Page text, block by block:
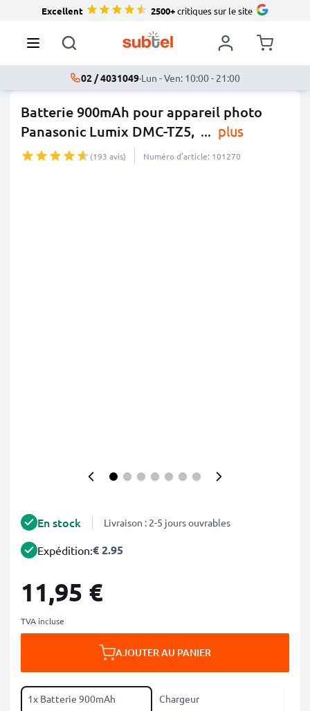
Excellent 2500+critiques sur le site
02 / 4031049·Lun - Ven: 10:00 - 21:00
Batterie 900mAh pour appareil photo
Panasonic Lumix DMC-TZ5, ... plus
(193 avis) Numéro d’article: 101270
En stock Livraison : 2-5 jours ouvrables
Expédition:€ 2.95
11,95 €
TVA incluse
AJOUTER AU PANIER
1x Batterie 900mAh Chargeur